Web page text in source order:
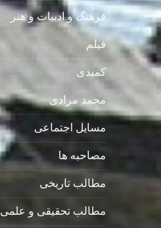
فرهنگ و ادبیات و هنر
فیلم
کمیدی
محمد مرادی
مسایل اجتماعی
مصاحبه ها
مطالب تاریخی
مطالب تحقیقی و علمی